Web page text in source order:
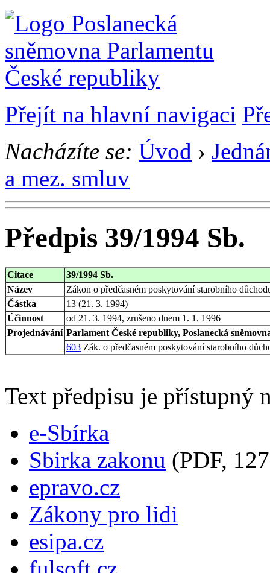
Přejít na hlavní navigaci
Nacházíte se: Úvod ›
a mez. smluv
Předpis 39/1994 Sb.
Citace
39/1994 Sb.
Název
Zákon o předčasném poskytování starobního
Částka
13 (21. 3. 1994)
Účinnost
od 21. 3. 1994, zrušeno dnem 1. 1. 1996
Projednávání Parlament České republiky, Poslanecká
603 Zák. o předčasném poskytování starobního
Text předpisu je přístupný
e-Sbírka
Sbirka zakonu (PDF,
epravo.cz
Zákony pro lidi
esipa.cz